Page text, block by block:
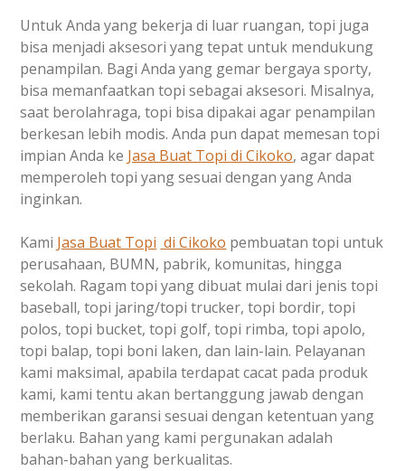
Untuk Anda yang bekerja di luar ruangan, topi juga
bisa menjadi aksesori yang tepat untuk mendukung
penampilan. Bagi Anda yang gemar bergaya sporty,
bisa memanfaatkan topi sebagai aksesori. Misalnya,
saat berolahraga, topi bisa dipakai agar penampilan
berkesan lebih modis. Anda pun dapat memesan topi
impian Anda ke Jasa Buat Topi di Cikoko, agar dapat
memperoleh topi yang sesuai dengan yang Anda
inginkan.
Kami Jasa Buat Topi di Cikoko pembuatan topi untuk
perusahaan, BUMN, pabrik, komunitas, hingga
sekolah. Ragam topi yang dibuat mulai dari jenis topi
baseball, topi jaring/topi trucker, topi bordir, topi
polos, topi bucket, topi golf, topi rimba, topi apolo,
topi balap, topi boni laken, dan lain-lain. Pelayanan
kami maksimal, apabila terdapat cacat pada produk
kami, kami tentu akan bertanggung jawab dengan
memberikan garansi sesuai dengan ketentuan yang
berlaku. Bahan yang kami pergunakan adalah
bahan-bahan yang berkualitas.